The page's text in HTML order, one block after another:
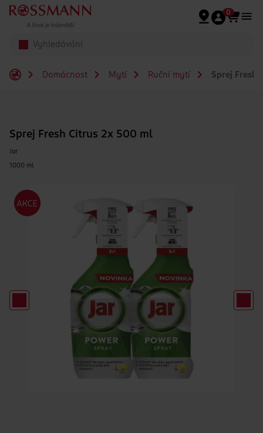
Přeskočit na hlavmní obsah
0
Domácnost Mytí Ruční mytí Sprej Fresh
Sprej Fresh Citrus 2x 500 ml
Jar
1000 ml